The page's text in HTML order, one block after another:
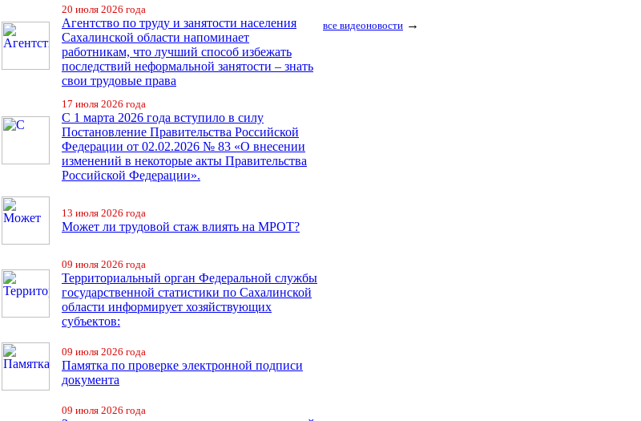
20 июля 2026 года
Агентство по труду и занятости населения
Сахалинской области напоминает
работникам, что лучший способ избежать
последствий неформальной занятости – знать
свои трудовые права
17 июля 2026 года
С 1 марта 2026 года вступило в силу
Постановление Правительства Российской
Федерации от 02.02.2026 № 83 «О внесении
изменений в некоторые акты Правительства
Российской Федерации».
13 июля 2026 года
Может ли трудовой стаж влиять на МРОТ?
09 июля 2026 года
Территориальный орган Федеральной службы
государственной статистики по Сахалинской
области информирует хозяйствующих
субъектов:
09 июля 2026 года
Памятка по проверке электронной подписи
документа
09 июля 2026 года
все видеоновости →